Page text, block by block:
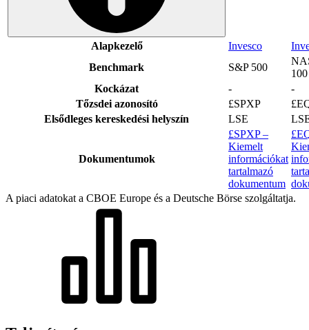
Alapkezelő Invesco
Benchmark
S&P 500
100
Kockázat
-
-
Tőzsdei azonosító
£SPXP
Elsődleges kereskedési helyszín
LSE
Dokumentumok
£SPXP –
Kiemelt
információkat
tartalmazó
dokumentum
A piaci adatokat a CBOE Europe és a Deutsche Börse szolgáltatja.